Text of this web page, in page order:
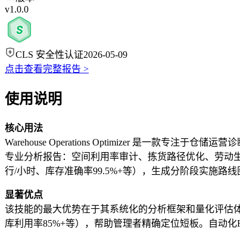
v1.0.0
CLS 安全性认证2026-05-09
点击查看完整报告 >
使用说明
核心用法
Warehouse Operations Optimizer 是一款专注于仓储运
专业分析报告：空间利用率审计、拣货路径优化、劳动
行/小时、库存准确率99.5%+等），生成分阶段实施路
显著优点
该技能的最大优势在于其系统化的分析框架和量化评
库利用率85%+等），帮助管理者精确定位短板。自动